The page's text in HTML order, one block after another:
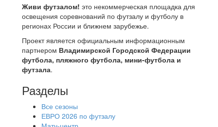
Живи футзалом! это некоммерческая площадка для
освещения соревнований по футзалу и футболу в
регионах России и ближнем зарубежье.
Проект является официальным информационным
партнером Владимирской Городской Федерации
футбола, пляжного футбола, мини-футбола и
футзала.
Разделы
Все сезоны
ЕВРО 2026 по футзалу